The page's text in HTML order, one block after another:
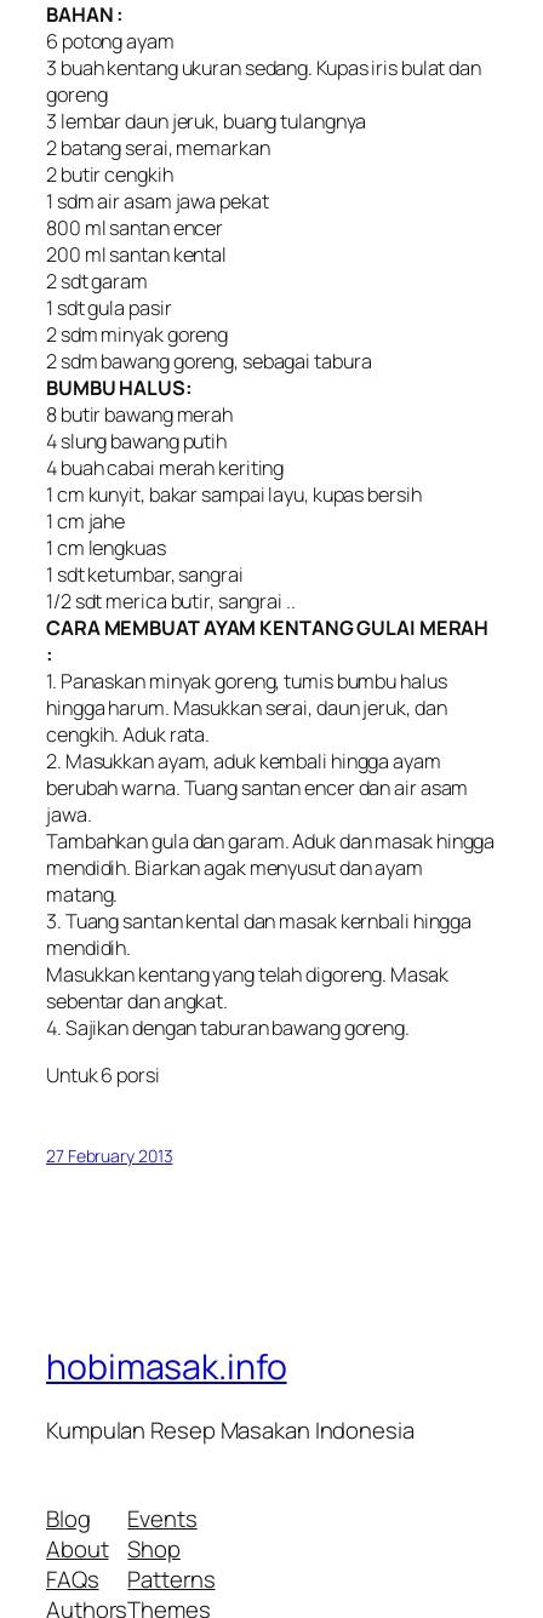
BAHAN :
6 potong ayam
3 buah kentang ukuran sedang. Kupas iris bulat dan
goreng
3 lembar daun jeruk, buang tulangnya
2 batang serai, memarkan
2 butir cengkih
1 sdm air asam jawa pekat
800 ml santan encer
200 ml santan kental
2 sdt garam
1 sdt gula pasir
2 sdm minyak goreng
2 sdm bawang goreng, sebagai tabura
BUMBU HALUS:
8 butir bawang merah
4 slung bawang putih
4 buah cabai merah keriting
1 cm kunyit, bakar sampai layu, kupas bersih
1 cm jahe
1 cm lengkuas
1 sdt ketumbar, sangrai
1/2 sdt merica butir, sangrai ..
CARA MEMBUAT AYAM KENTANG GULAI MERAH
:
1. Panaskan minyak goreng, tumis bumbu halus
hingga harum. Masukkan serai, daun jeruk, dan
cengkih. Aduk rata.
2. Masukkan ayam, aduk kembali hingga ayam
berubah warna. Tuang santan encer dan air asam
jawa.
Tambahkan gula dan garam. Aduk dan masak hingga
mendidih. Biarkan agak menyusut dan ayam
matang.
3. Tuang santan kental dan masak kernbali hingga
mendidih.
Masukkan kentang yang telah digoreng. Masak
sebentar dan angkat.
4. Sajikan dengan taburan bawang goreng.
Untuk 6 porsi
27 February 2013
hobimasak.info
Kumpulan Resep Masakan Indonesia
Blog
About
FAQs
Authors
Events
Shop
Patterns
Themes